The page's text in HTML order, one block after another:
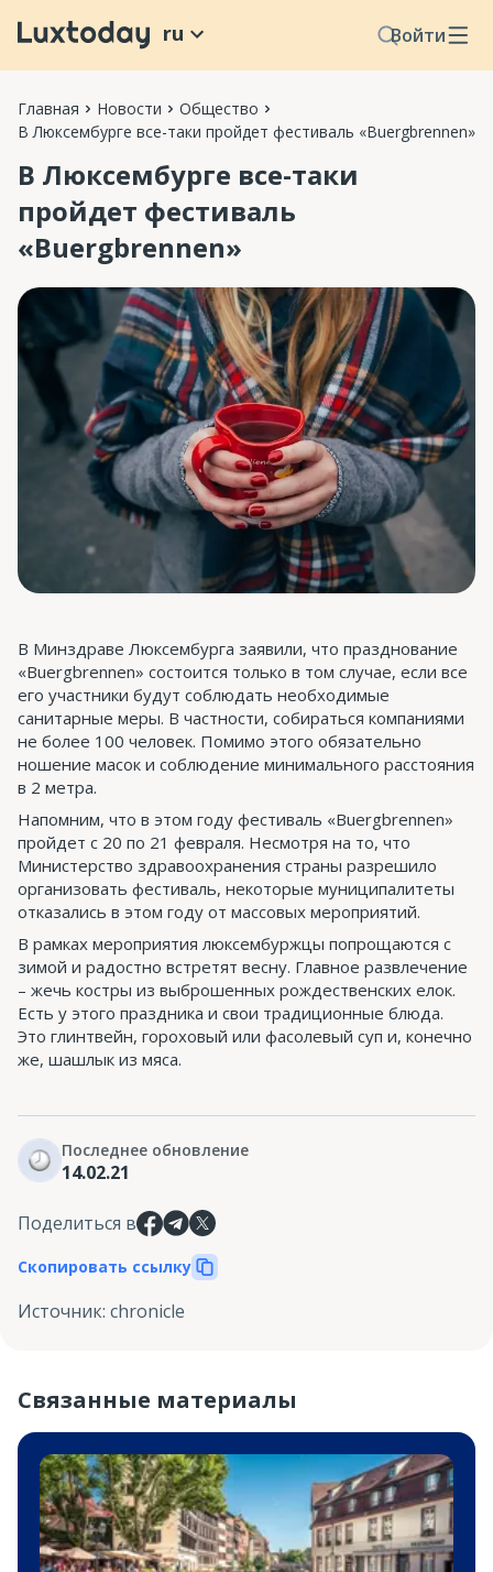
Войти
ru
Главная Новости
Общество
В Люксембурге все-таки пройдет фестиваль «Buergbrennen»
В Люксембурге все-таки
пройдет фестиваль
«Buergbrennen»
В Минздраве Люксембурга заявили, что празднование
«Buergbrennen» состоится только в том случае, если все
его участники будут соблюдать необходимые
санитарные меры. В частности, собираться компаниями
не более 100 человек. Помимо этого обязательно
ношение масок и соблюдение минимального расстояния
в 2 метра.
Напомним, что в этом году фестиваль «Buergbrennen»
пройдет с 20 по 21 февраля. Несмотря на то, что
Министерство здравоохранения страны разрешило
организовать фестиваль, некоторые муниципалитеты
отказались в этом году от массовых мероприятий.
В рамках мероприятия люксембуржцы попрощаются с
зимой и радостно встретят весну. Главное развлечение
– жечь костры из выброшенных рождественских елок.
Есть у этого праздника и свои традиционные блюда.
Это глинтвейн, гороховый или фасолевый суп и, конечно
же, шашлык из мяса.
Последнее обновление
14.02.21
Поделиться в
Скопировать ссылку
Источник: chronicle
Связанные материалы